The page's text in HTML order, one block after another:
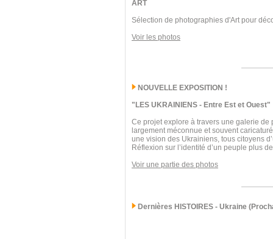
ART
Sélection de photographies d'Art pour
Voir les photos
NOUVELLE EXPOSITION !
"LES UKRAINIENS - Entre Est et Ouest"
Ce projet explore à travers une galerie de
largement méconnue et souvent
une vision des Ukrainiens, tous citoyens
Réflexion sur l’identité d’un peuple plus
Voir une partie des photos
Dernières HISTOIRES - Ukraine